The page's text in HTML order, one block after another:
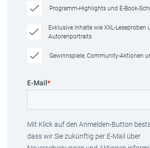
Programm-Highlights und E-Book-
Exklusive Inhalte wie XXL-Leseproben
Autorenportraits
Gewinnspiele, Community-Aktionen
E-Mail *
Mit Klick auf den Anmelden-Button
dass wir Sie zukünftig per E-Mail über